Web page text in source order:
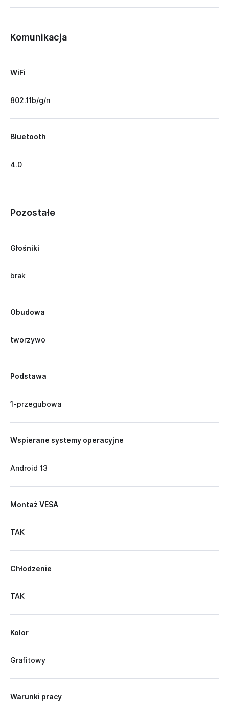
Komunikacja
WiFi
802.11b/g/n
Bluetooth
4.0
Pozostałe
Głośniki
brak
Obudowa
tworzywo
Podstawa
1-przegubowa
Wspierane systemy operacyjne
Android 13
Montaż VESA
TAK
Chłodzenie
TAK
Kolor
Grafitowy
Warunki pracy